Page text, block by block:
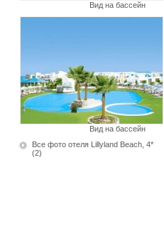
Вид на бассейн
Вид на бассейн
Все фото отеля Lillyland Beach, 4*
(2)